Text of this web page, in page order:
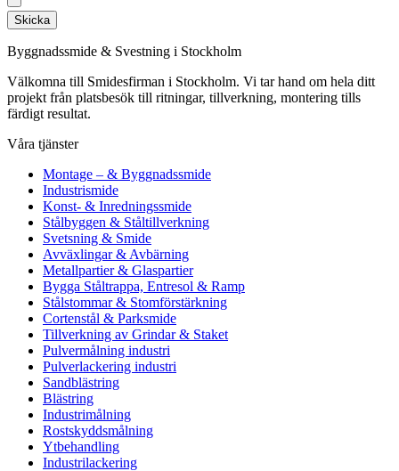
Skicka
Byggnadssmide & Svestning i Stockholm
Välkomna till Smidesfirman i Stockholm. Vi tar hand om hela ditt
projekt från platsbesök till ritningar, tillverkning, montering tills
färdigt resultat.
Våra tjänster
Montage – & Byggnadssmide
Industrismide
Konst- & Inredningssmide
Stålbyggen & Ståltillverkning
Svetsning & Smide
Avväxlingar & Avbärning
Metallpartier & Glaspartier
Bygga Ståltrappa, Entresol & Ramp
Stålstommar & Stomförstärkning
Cortenstål & Parksmide
Tillverkning av Grindar & Staket
Pulvermålning industri
Pulverlackering industri
Sandblästring
Blästring
Industrimålning
Rostskyddsmålning
Ytbehandling
Industrilackering